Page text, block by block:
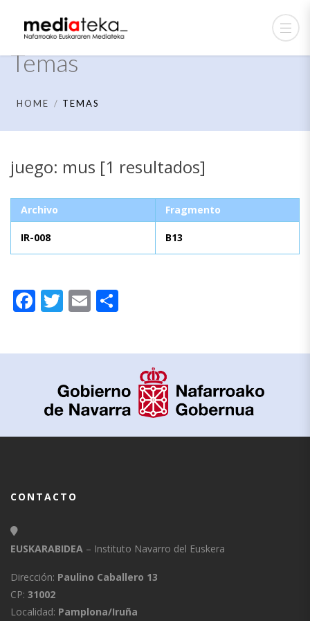
Temas
HOME TEMAS
juego: mus [1 resultados]
Archivo Fragmento
IR-008 B13
Facebook
Twitter
Email
CONTACTO
EUSKARABIDEA – Instituto Navarro del Euskera
Dirección: Paulino Caballero 13
CP: 31002
Localidad: Pamplona/Iruña